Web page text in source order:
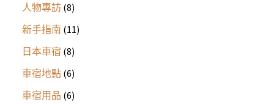
人物專訪 (8)
新手指南 (11)
日本車宿 (8)
車宿地點 (6)
車宿用品 (6)